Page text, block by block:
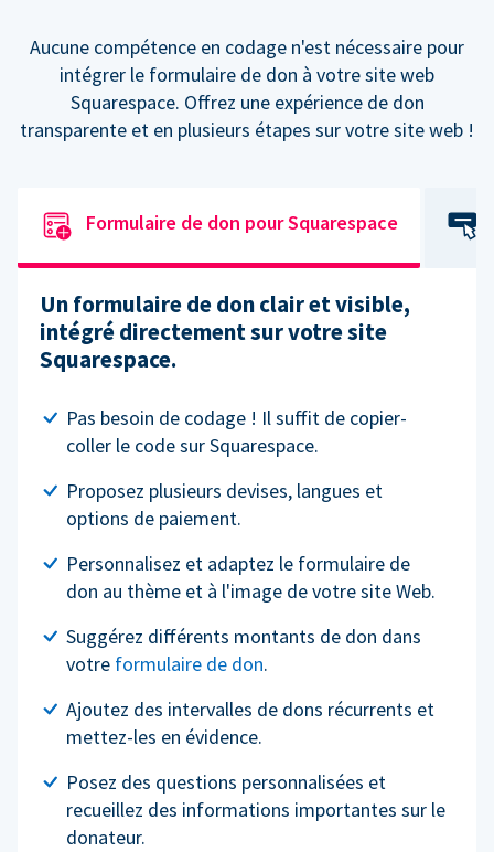
Aucune compétence en codage n'est nécessaire pour
intégrer le formulaire de don à votre site web
Squarespace. Offrez une expérience de don
transparente et en plusieurs étapes sur votre site web !
Formulaire de don pour Squarespace
Un formulaire de don clair et visible,
intégré directement sur votre site
Squarespace.
Pas besoin de codage ! Il suffit de copier-
coller le code sur Squarespace.
Proposez plusieurs devises, langues et
options de paiement.
Personnalisez et adaptez le formulaire de
don au thème et à l'image de votre site Web.
Suggérez différents montants de don dans
votre formulaire de don.
Ajoutez des intervalles de dons récurrents et
mettez-les en évidence.
Posez des questions personnalisées et
recueillez des informations importantes sur le
donateur.